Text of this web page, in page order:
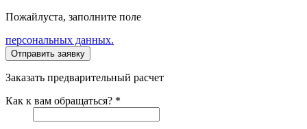
Пожайлуста, заполните поле
персональных данных.
Заказать предварительный расчет
Как к вам обращаться? *